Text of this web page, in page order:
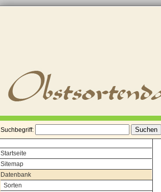
Suchbegriff:
Startseite
Sitemap
Datenbank
Sorten